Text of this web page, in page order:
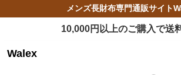
メンズ長財布専門通販サイト
10,000円以上のご購入で送
Walex